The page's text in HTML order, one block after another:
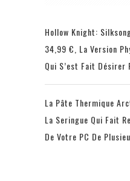
Hollow Knight:
34,99 €, La Version
Qui S’est Fait Désirer
La Pâte Thermique
La Seringue Qui Fait
De Votre PC De